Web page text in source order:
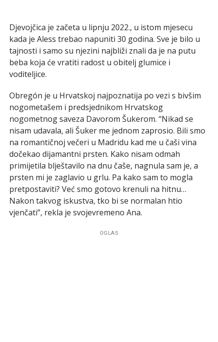
Djevojčica je začeta u lipnju 2022., u istom mjesecu
kada je Aless trebao napuniti 30 godina. Sve je bilo u
tajnosti i samo su njezini najbliži znali da je na putu
beba koja će vratiti radost u obitelj glumice i
voditeljice.
Obregón je u Hrvatskoj najpoznatija po vezi s bivšim
nogometašem i predsjednikom Hrvatskog
nogometnog saveza Davorom Šukerom. “Nikad se
nisam udavala, ali Šuker me jednom zaprosio. Bili smo
na romantičnoj večeri u Madridu kad me u čaši vina
dočekao dijamantni prsten. Kako nisam odmah
primijetila blještavilo na dnu čaše, nagnula sam je, a
prsten mi je zaglavio u grlu. Pa kako sam to mogla
pretpostaviti? Već smo gotovo krenuli na hitnu…
Nakon takvog iskustva, tko bi se normalan htio
vjenčati”, rekla je svojevremeno Ana.
OGLAS